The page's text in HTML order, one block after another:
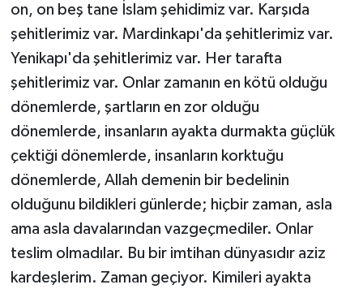
on, on beş tane İslam şehidimiz var. Karşıda
şehitlerimiz var. Mardinkapı'da şehitlerimiz var.
Yenikapı'da şehitlerimiz var. Her tarafta
şehitlerimiz var. Onlar zamanın en kötü olduğu
dönemlerde, şartların en zor olduğu
dönemlerde, insanların ayakta durmakta güçlük
çektiği dönemlerde, insanların korktuğu
dönemlerde, Allah demenin bir bedelinin
olduğunu bildikleri günlerde; hiçbir zaman, asla
ama asla davalarından vazgeçmediler. Onlar
teslim olmadılar. Bu bir imtihan dünyasıdır aziz
kardeşlerim. Zaman geçiyor. Kimileri ayakta